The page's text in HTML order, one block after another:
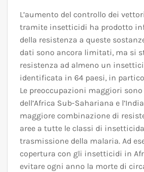
L’aumento del controllo dei
tramite insetticidi ha prodotto
della resistenza a queste
dati sono ancora limitati, ma si
resistenza ad almeno un
identificata in 64 paesi, in
Le preoccupazioni maggiori
dell’Africa Sub-Sahariana e
maggiore combinazione di
aree a tutte le classi di
trasmissione della malaria. Ad
copertura con gli insetticidi in
evitare ogni anno la morte di